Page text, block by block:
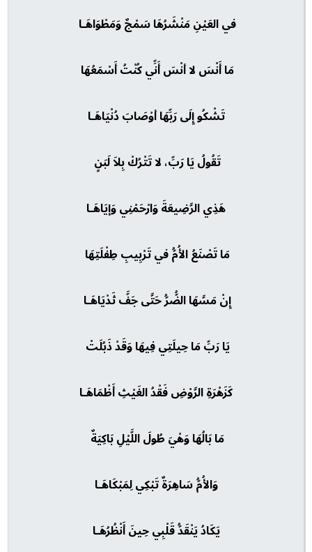
في العَيْنِ مَنْشَرُهَا سَمْجٌ وَمَطْوَاهَـا
مَا أَنْسَ لا أنْسَ أَنِّي كُنْتُ أَسْمَعُهَا
تَشْكُو إِلَى رَبِّهَا أوْصَابَ دُنْيَاهَـا
تَقُولُ يَا رَبِّ، لا تَتْرُكْ بِلاَ لَبَنٍ
هَذِي الرَّضِيعَةَ وَارْحَمْنِي وَإيَاهَـا
مَا تَصْنَعُ الأُمُّ في تَرْبِيبِ طِفْلَتِهَا
إِنْ مَسَّهَا الضُّرُّ حَتَّى جَفَّ ثَدْيَاهَـا
يَا رَبِّ مَا حِيلَتِي فِيهَا وَقَدْ ذَبُلَتْ
كَزَهْرَةِ الرَّوْضِ فَقْدُ الغَيْثِ أَظْمَاهَـا
مَا بَالُهَا وَهْيَ طُولَ اللَّيْلِ بَاكِيَةٌ
وَالأُمُّ سَاهِرَةٌ تَبْكِي لِمَبْكَاهَـا
يَكَادُ يَنْقَدُّ قَلْبِي حِينَ أَنْظُرُهَـا